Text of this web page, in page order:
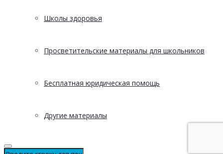
Школы здоровья
Просветительские материалы для школьников
Бесплатная юридическая помощь
Другие материалы